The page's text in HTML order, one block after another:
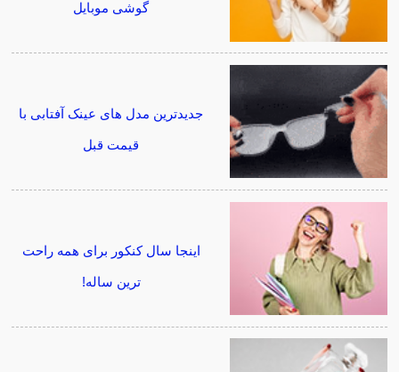
گوشی موبایل
جدیدترین مدل های عینک آفتابی با
قیمت قبل
اینجا سال کنکور برای همه راحت
ترین ساله!